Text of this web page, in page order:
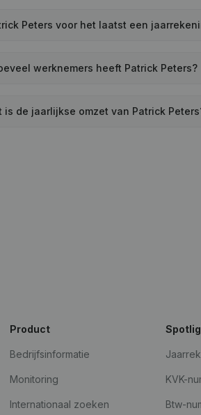
Peters voor het laatst een
werknemers heeft Patrick Peters?
is de jaarlijkse omzet van Patrick
Product
Bedrijfsinformatie
Monitoring
Internationaal zoeken
KVK-
Btw-